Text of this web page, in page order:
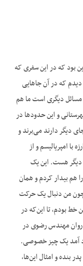
بود که در این سفری که
که در آن جاهایی
دیگری است ما هم
و این حدودها در
دیگر دارند می‌برند و
امپریالیسم و از
دیگر هست. این یک
هم بیدار کردم و همان
چون من دنبال یک حرکت
خط بودم، تا این‌که در
مهندس رضوی در
بود آمد یک چیز خصوصی.
بنده و امثال این‌ها،